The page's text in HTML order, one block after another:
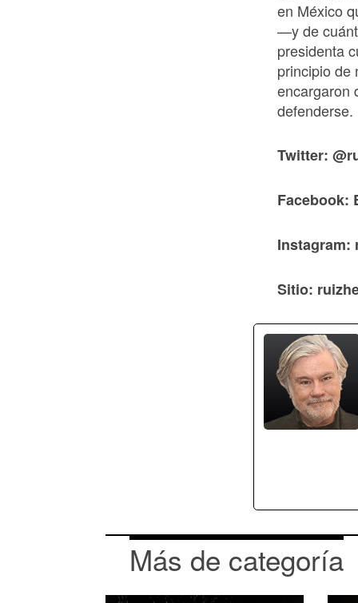
en México
—y de
presidenta
principio de
encargaron
defenderse.
Twitter:
Facebook:
Instagram:
Sitio:
Más de categoría